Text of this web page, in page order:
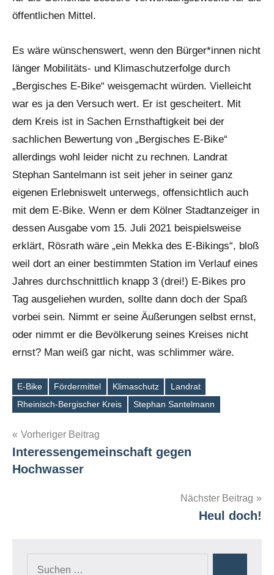
öffentlichen Mittel.
Es wäre wünschenswert, wenn den Bürger*innen nicht
länger Mobilitäts- und Klimaschutzerfolge durch
„Bergisches E-Bike“ weisgemacht würden. Vielleicht
war es ja den Versuch wert. Er ist gescheitert. Mit
dem Kreis ist in Sachen Ernsthaftigkeit bei der
sachlichen Bewertung von „Bergisches E-Bike“
allerdings wohl leider nicht zu rechnen. Landrat
Stephan Santelmann ist seit jeher in seiner ganz
eigenen Erlebniswelt unterwegs, offensichtlich auch
mit dem E-Bike. Wenn er dem Kölner Stadtanzeiger in
dessen Ausgabe vom 15. Juli 2021 beispielsweise
erklärt, Rösrath wäre „ein Mekka des E-Bikings“, bloß
weil dort an einer bestimmten Station im Verlauf eines
Jahres durchschnittlich knapp 3 (drei!) E-Bikes pro
Tag ausgeliehen wurden, sollte dann doch der Spaß
vorbei sein. Nimmt er seine Äußerungen selbst ernst,
oder nimmt er die Bevölkerung seines Kreises nicht
ernst? Man weiß gar nicht, was schlimmer wäre.
Schlagwörter
E-Bike Fördermittel Klimaschutz
Landrat
Rheinisch-Bergischer Kreis
Stephan Santelmann
Beitragsnavigation
Vorheriger Beitrag
Interessengemeinschaft gegen
Hochwasser
Nächster Beitrag
Heul doch!